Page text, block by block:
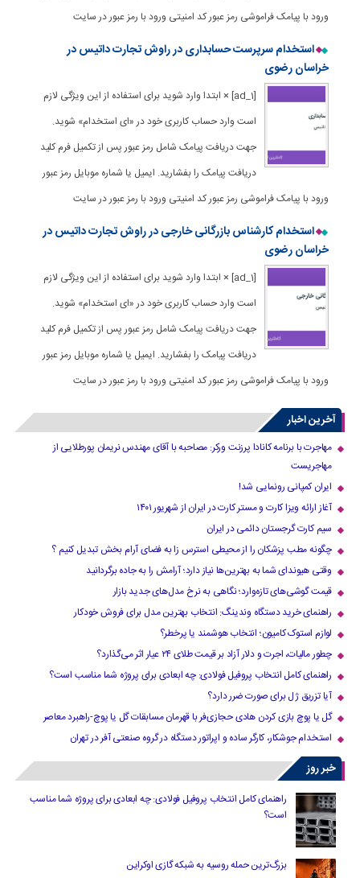
ورود با پیامک فراموشی رمز عبور کد امنیتی ورود با رمز عبور در سایت
استخدام سرپرست حسابداری در راوش تجارت داتیس در
خراسان رضوی
[ad_1] × ابتدا وارد شوید برای استفاده از این ویژگی لازم
است وارد حساب کاربری خود در «ای استخدام» شوید.
جهت دریافت پیامک شامل رمز عبور پس از تکمیل فرم کلید
دریافت پیامک را بفشارید. ایمیل یا شماره موبایل رمز عبور
ورود با پیامک فراموشی رمز عبور کد امنیتی ورود با رمز عبور در سایت
استخدام کارشناس بازرگانی خارجی‌ در راوش تجارت داتیس در
خراسان رضوی
[ad_1] × ابتدا وارد شوید برای استفاده از این ویژگی لازم
است وارد حساب کاربری خود در «ای استخدام» شوید.
جهت دریافت پیامک شامل رمز عبور پس از تکمیل فرم کلید
دریافت پیامک را بفشارید. ایمیل یا شماره موبایل رمز عبور
ورود با پیامک فراموشی رمز عبور کد امنیتی ورود با رمز عبور در سایت
آخرین اخبار
مهاجرت با برنامه کانادا پرزنت ورکر: مصاحبه با آقای مهندس نریمان پورطلایی از
مهاجریست
ایران کمپانی رونمایی شد!
آغاز ارائه ویزا کارت و مستر کارت در ایران از شهریور ۱۴۰۱
سیم کارت گرجستان دائمی در ایران
چگونه مطب پزشکان را از محیطی استرس زا به فضای آرام بخش تبدیل کنیم ؟
وقتی هیوندای شما به بهترین‌ها نیاز دارد؛ آرامش را به جاده برگردانید
قیمت گوشی‌های تازه‌وارد؛ نگاهی به نرخ مدل‌های جدید بازار
راهنمای خرید دستگاه وندینگ: انتخاب بهترین مدل برای فروش خودکار
لوازم استوک کامیون؛ انتخاب هوشمند یا پرخطر؟
چطور مالیات، اجرت و دلار آزاد بر قیمت طلای ۲۴ عیار اثر می‌گذارد؟
راهنمای کامل انتخاب پروفیل فولادی: چه ابعادی برای پروژه شما مناسب است؟
آیا تزریق ژل برای صورت ضرر دارد​؟
گل یا پوچ بازی کردن هادی حجازی‌فر با قهرمان مسابقات گل یا پوچ-راهبرد معاصر
استخدام جوشکار، کارگر ساده و اپراتور دستگاه در گروه صنعتی آفر در تهران
خبر روز
راهنمای کامل انتخاب پروفیل فولادی: چه ابعادی برای پروژه شما مناسب
است؟
بزرگ‌ترین حمله روسیه به شبکه گازی اوکراین